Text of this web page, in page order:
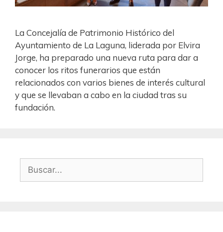
La Concejalía de Patrimonio Histórico del
Ayuntamiento de La Laguna, liderada por Elvira
Jorge, ha preparado una nueva ruta para dar a
conocer los ritos funerarios que están
relacionados con varios bienes de interés cultural
y que se llevaban a cabo en la ciudad tras su
fundación.